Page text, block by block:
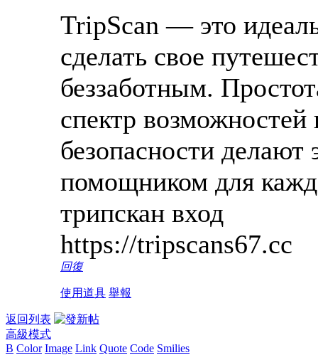
TripScan — это
сделать свое
беззаботным.
спектр
безопасности
помощником для
трипскан вход
https://tripscans67.cc
回復
使用道具 舉報
返回列表
高級模式
B Color Image Link Quote Code Smilies